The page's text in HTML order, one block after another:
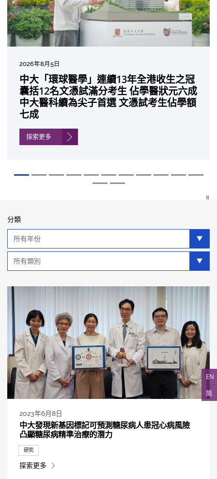
EN
简
2026年8月5日
中大「環球醫學」連續13年全港收生之冠
囊括12名文憑試滿分考生 佔學醫狀元六成
中大醫科續為尖子首選 文憑試考生佔學額
七成
探索更多
2026年7月10日
中大研發「AI-OCT」系統助測糖尿黃斑水
腫 假陽性轉介個案銳減六成 縮短患者輪
候診症時間
2026年7月10日
中大黃秀娟教授獲頒中國工程界最高榮譽
「光華工程科技獎」 成為今屆醫藥衞生領
域唯一香港學者
2026年7月7日
中大新設「香港中文大學鳳凰獎學金」嘉
許公開試狀元 鼓勵學醫狀元走出課堂放眼
世界 裝備21世紀妙手仁醫
2026年6月29日
中大全新一站式PGT-Plus方案 精準辨識
傳統檢測中複雜基因異常「盲點」 降低人
工受孕流產及異常妊娠風險
2026年6月22日
中大發現青光眼治療新靶點 小鼠實驗證實
可恢復七成視力 有助開創嶄新神經保護療
法
2026年6月17日
中大成功拆解肝癌免疫治療耐藥性機制 揭
一種免疫細胞具「除廢餵食」新功能助癌
細胞耐藥性
2026年6月10日
中大與多名全球專家共同牽頭跨國肺癌研
究 逾半晚期ALK陽性肺癌病人七年無惡化
因特定基因異常而引起的肺癌有望變成
「慢性病」 患者可與病共存
探索更多
2026年6月5日
中大教授陳重娥獲頒「清野裕傑出領袖
獎」 成為本港首名學者榮膺亞洲糖尿病教
研最高榮譽
2026年6月2日
中大匯聚逾200位區域專家 探討私人醫療
保險如何推動全民健康覆蓋
探索更多
2026年5月19日
中大張源津醫生成首位亞洲研究員 榮獲國
際泌尿科權威獎項John K. Lattimer 講座
獎
2026年5月14日
中大取得「從實驗室到臨床應用」研究突
破 初步證實GLP-1藥物可改善嚴重中風康
復情況
分類
類
類
2023年6月8日
中大發現新基因標記可預測糖尿病人患冠心病風險
凸顯糖尿病精準治療的潛力
研究
探索更多